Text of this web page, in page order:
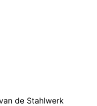
de Stahlwerk